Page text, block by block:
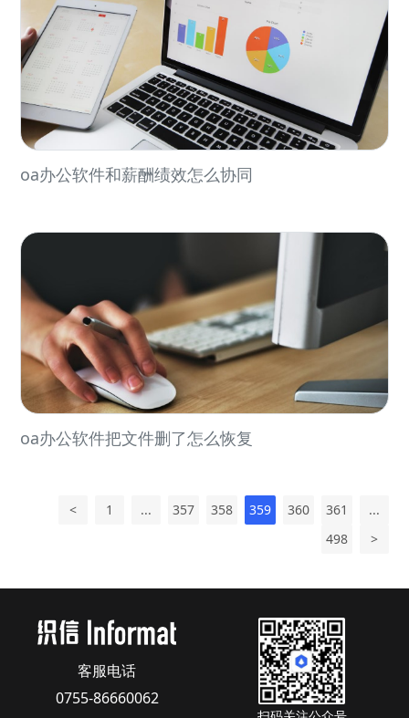
oa办公软件和薪酬绩效怎么协同
oa办公软件把文件删了怎么恢复
< 1 ... 357 358 359 360 361
...
498
>
客服电话
0755-86660062